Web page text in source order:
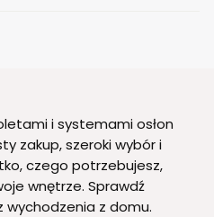
i systemami osłon
zakup, szeroki wybór i
czego potrzebujesz,
wnętrze. Sprawdź
z domu.